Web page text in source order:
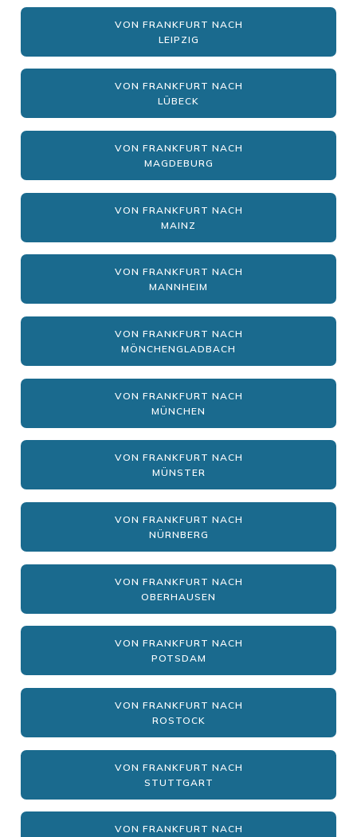
VON FRANKFURT NACH
LEIPZIG
VON FRANKFURT NACH
LÜBECK
VON FRANKFURT NACH
MAGDEBURG
VON FRANKFURT NACH
MAINZ
VON FRANKFURT NACH
MANNHEIM
VON FRANKFURT NACH
MÖNCHENGLADBACH
VON FRANKFURT NACH
MÜNCHEN
VON FRANKFURT NACH
MÜNSTER
VON FRANKFURT NACH
NÜRNBERG
VON FRANKFURT NACH
OBERHAUSEN
VON FRANKFURT NACH
POTSDAM
VON FRANKFURT NACH
ROSTOCK
VON FRANKFURT NACH
STUTTGART
VON FRANKFURT NACH